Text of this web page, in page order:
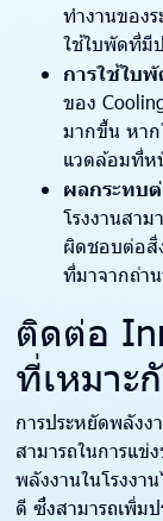
ทำงานของร
ใช้ใบพัดที่มี
การใช้ใบ
ของ
มากขึ้น หาก
แวดล้อมที่ห
ผลกระทบ
โรงงานสา
ผิดชอบต่อสิ่
ที่มาจากถ่า
ติดต่อ
ที่เหมาะ
การประหยัดพลัง
สามารถในการแข่
พลังงานในโรงงา
ดี ซึ่งสามารถเพิ่ม